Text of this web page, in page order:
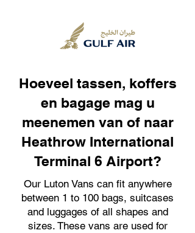
Hoeveel tassen, koffers
en bagage mag u
meenemen van of naar
Heathrow International
Terminal 6 Airport?
Our Luton Vans can fit anywhere
between 1 to 100 bags, suitcases
and luggages of all shapes and
sizes. These vans are used for